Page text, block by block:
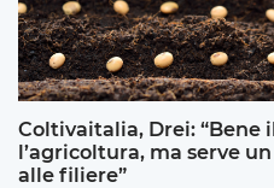
Coltivaitalia, Drei: “Bene
l’agricoltura, ma serve
alle filiere”